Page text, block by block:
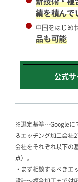
績を積んで
中国をはじめ
品も可能
公式
※選定基準…Googleに
るエッチング加工会社
会社をそれぞれ以下の
点）。
・まず相談するべき